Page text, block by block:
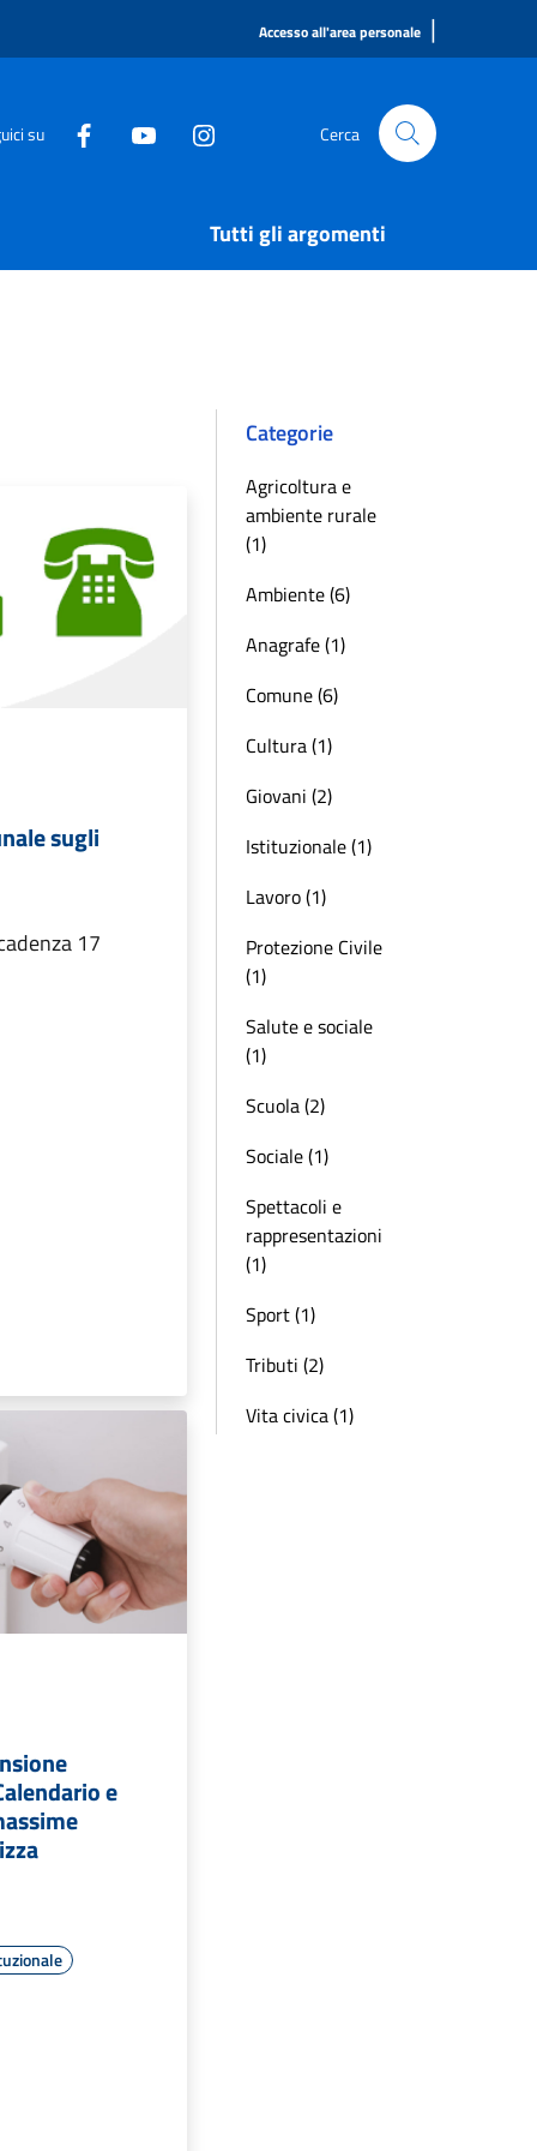
Accesso all'area personale |
su Cerca
Tutti gli argomenti
sugli
17
e
Categorie
Agricoltura e
ambiente rurale
(1)
Ambiente (6)
Anagrafe (1)
Comune (6)
Cultura (1)
Giovani (2)
Istituzionale (1)
Lavoro (1)
Protezione Civile
(1)
Salute e sociale
(1)
Scuola (2)
Sociale (1)
Spettacoli e
rappresentazioni
(1)
Sport (1)
Tributi (2)
Vita civica (1)